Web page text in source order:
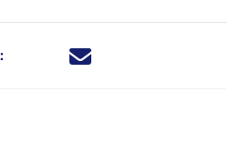
Deel dit nieuwsbericht via X -
Deel dit nieuwsbericht via
Deel dit nieuwsbericht
Deel dit